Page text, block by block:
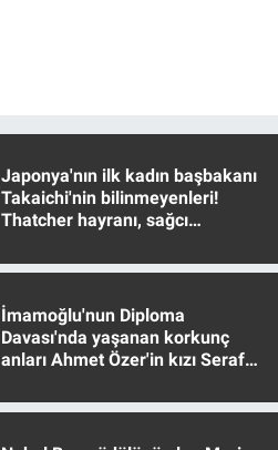
Japonya'nın ilk kadın başbakanı
Takaichi'nin bilinmeyenleri!
Thatcher hayranı, sağcı
İmamoğlu'nun Diploma
Davası'nda yaşanan korkunç
anları Ahmet Özer'in kızı Seraf